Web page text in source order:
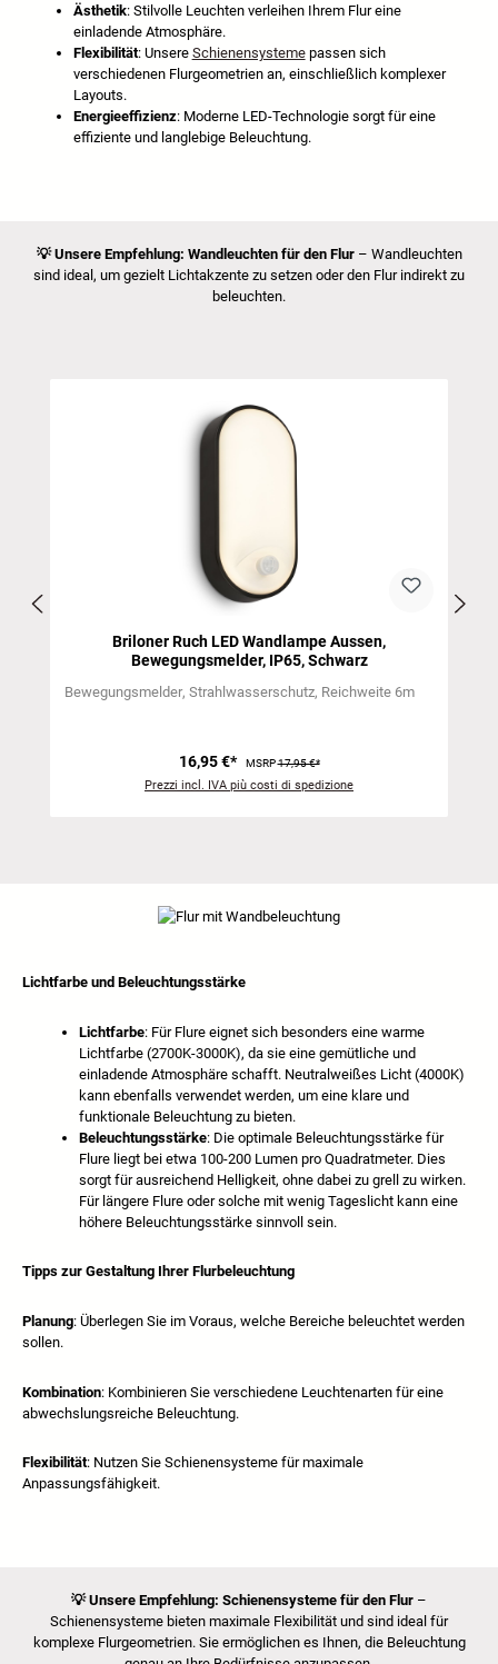
Ästhetik: Stilvolle Leuchten verleihen Ihrem Flur eine
einladende Atmosphäre.
Flexibilität: Unsere Schienensystemepassen sich
verschiedenen Flurgeometrien an, einschließlich komplexer
Layouts.
Energieeffizienz: Moderne LED-Technologie sorgt für eine
effiziente und langlebige Beleuchtung.
💡 Unsere Empfehlung: Wandleuchten für den Flur– Wandleuchten
sind ideal, um gezielt Lichtakzente zu setzen oder den Flur indirekt zu
beleuchten.
Briloner Ruch LED Wandlampe Aussen,
Bewegungsmelder, IP65, Schwarz
Bewegungsmelder Strahlwasserschutz Reichweite 6m
16,95 €* MSRP17,95 €*
Prezzi incl. IVA più costi di spedizione
Lichtfarbe und Beleuchtungsstärke
Lichtfarbe: Für Flure eignet sich besonders eine warme
Lichtfarbe (2700K-3000K), da sie eine gemütliche und
einladende Atmosphäre schafft. Neutralweißes Licht (4000K)
kann ebenfalls verwendet werden, um eine klare und
funktionale Beleuchtung zu bieten.
Beleuchtungsstärke: Die optimale Beleuchtungsstärke für
Flure liegt bei etwa 100-200 Lumen pro Quadratmeter. Dies
sorgt für ausreichend Helligkeit, ohne dabei zu grell zu wirken.
Für längere Flure oder solche mit wenig Tageslicht kann eine
höhere Beleuchtungsstärke sinnvoll sein.
Tipps zur Gestaltung Ihrer Flurbeleuchtung
Planung: Überlegen Sie im Voraus, welche Bereiche beleuchtet werden
sollen.
Kombination: Kombinieren Sie verschiedene Leuchtenarten für eine
abwechslungsreiche Beleuchtung.
Flexibilität: Nutzen Sie Schienensysteme für maximale
Anpassungsfähigkeit.
💡 Unsere Empfehlung: Schienensysteme für den Flur –
Schienensysteme bieten maximale Flexibilität und sind ideal für
komplexe Flurgeometrien. Sie ermöglichen es Ihnen, die Beleuchtung